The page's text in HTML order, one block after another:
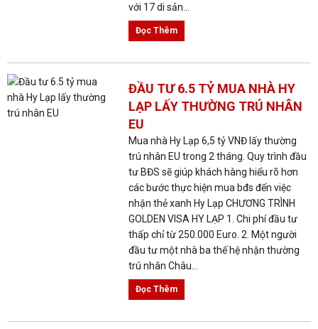
với 17 di sản...
Đọc Thêm
ĐẦU TƯ 6.5 TỶ MUA NHÀ HY
LẠP LẤY THƯỜNG TRÚ NHÂN
EU
Mua nhà Hy Lạp 6,5 tỷ VNĐ lấy thường
trú nhân EU trong 2 tháng. Quy trình đầu
tư BĐS sẽ giúp khách hàng hiểu rõ hơn
các bước thực hiện mua bđs đến việc
nhận thẻ xanh Hy Lạp CHƯƠNG TRÌNH
GOLDEN VISA HY LẠP 1. Chi phí đầu tư
thấp chỉ từ 250.000 Euro. 2. Một người
đầu tư một nhà ba thế hệ nhận thường
trú nhân Châu...
Đọc Thêm